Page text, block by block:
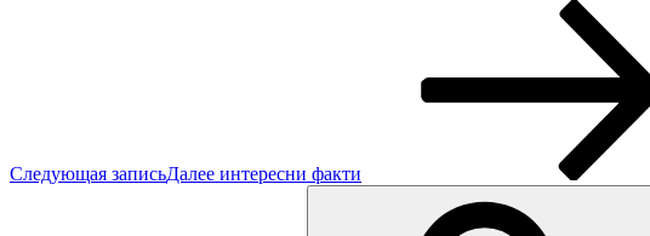
Следующая записьДалее интересни факти